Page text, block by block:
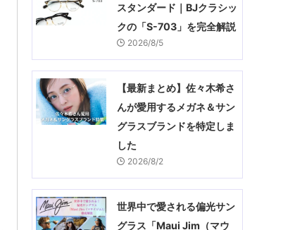
スタンダード｜BJクラシッ
クの「S-703」を完全解説
2026/8/5
【最新まとめ】佐々木希さ
んが愛用するメガネ＆サン
グラスブランドを特定しま
した
2026/8/2
世界中で愛される偏光サン
グラス「Maui Jim（マウ